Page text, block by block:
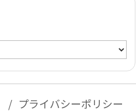
プライバシーポリシー